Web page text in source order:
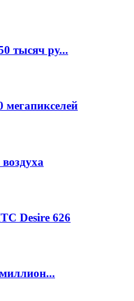
тысяч ру...
мегапикселей
Desire 626